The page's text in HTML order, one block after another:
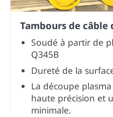
Tambours de câble
Soudé à partir de
Q345B
Dureté de la
La découpe
haute précision et
minimale.